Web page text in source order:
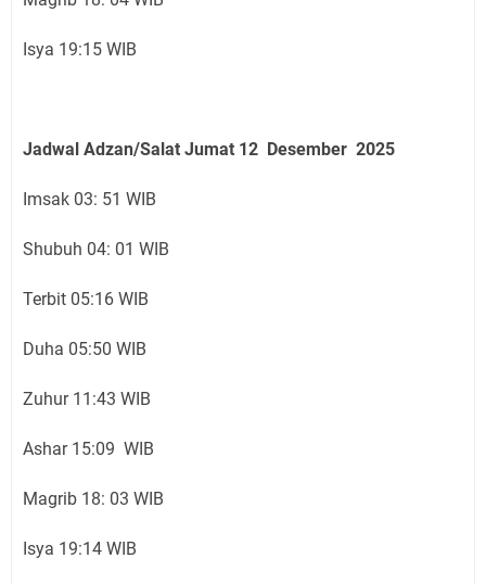
Isya 19:15 WIB
Jadwal Adzan/Salat Jumat 12 Desember 2025
Imsak 03: 51 WIB
Shubuh 04: 01 WIB
Terbit 05:16 WIB
Duha 05:50 WIB
Zuhur 11:43 WIB
Ashar 15:09 WIB
Magrib 18: 03 WIB
Isya 19:14 WIB